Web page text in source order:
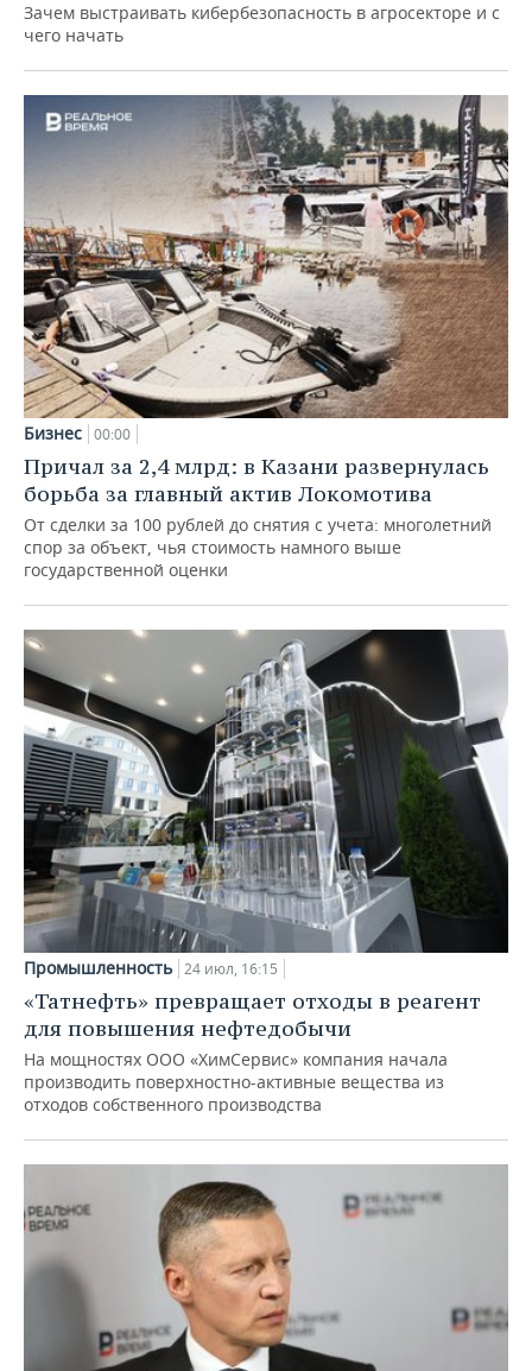
Зачем выстраивать кибербезопасность в агросекторе и с
чего начать
Бизнес 00:00
Причал за 2,4 млрд: в Казани развернулась
борьба за главный актив Локомотива
От сделки за 100 рублей до снятия с учета: многолетний
спор за объект, чья стоимость намного выше
государственной оценки
Промышленность 24 июл, 16:15
«Татнефть» превращает отходы в реагент
для повышения нефтедобычи
На мощностях ООО «ХимСервис» компания начала
производить поверхностно-активные вещества из
отходов собственного производства